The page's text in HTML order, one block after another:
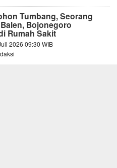
Tumbang, Seorang
Bojonegoro
Rumah Sakit
2026 09:30 WIB